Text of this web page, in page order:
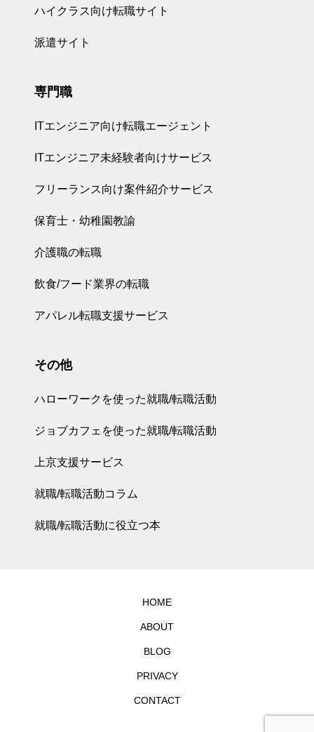
ハイクラス向け転職サイト
派遣サイト
専門職
ITエンジニア向け転職エージェント
ITエンジニア未経験者向けサービス
フリーランス向け案件紹介サービス
保育士・幼稚園教諭
介護職の転職
飲食/フード業界の転職
アパレル転職支援サービス
その他
ハローワークを使った就職/転職活動
ジョブカフェを使った就職/転職活動
上京支援サービス
就職/転職活動コラム
就職/転職活動に役立つ本
HOME
ABOUT
BLOG
PRIVACY
CONTACT